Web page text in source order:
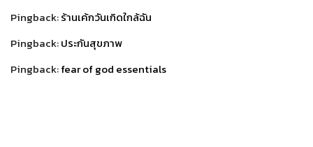
Pingback:ร้านเค้กวันเกิดใกล้ฉัน
Pingback:ประกันสุขภาพ
Pingback:fear of god essentials